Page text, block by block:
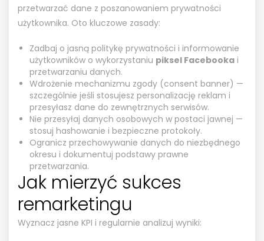
przetwarzać dane z poszanowaniem prywatności
użytkownika. Oto kluczowe zasady:
Zadbaj o jasną politykę prywatności i informowanie
użytkowników o wykorzystaniu piksel Facebooka i
przetwarzaniu danych.
Wdrożenie mechanizmu zgody (consent banner) —
szczególnie jeśli stosujesz personalizację reklam i
przesyłasz dane do zewnętrznych serwisów.
Nie przesyłaj danych osobowych w postaci jawnej —
stosuj hashowanie i bezpieczne protokoły.
Ogranicz przechowywanie danych do niezbędnego
okresu i dokumentuj podstawy prawne
przetwarzania.
Jak mierzyć sukces
remarketingu
Wyznacz jasne KPI i regularnie analizuj wyniki: